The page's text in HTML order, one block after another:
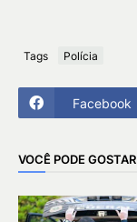
Tags Polícia
Facebook
VOCÊ PODE GOSTAR